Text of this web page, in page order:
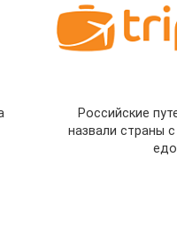
Российские
назвали страны